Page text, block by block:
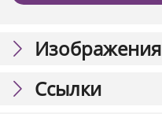
Изображения
Ссылки